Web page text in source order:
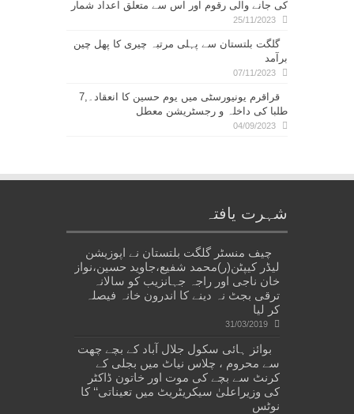
کی جانے والی رقوم اور اس سے متعلق اعداد شمار
25/11/2023
گلگت بلتستان سے پہلی مرتبہ چیری کا پھل چین
برآمد
07/11/2023
قراقرم یونیورسٹی میں یوم حسین کا انعقاد۔,7
طلبا کی داخلہ و رجسٹریشن معطل
04/09/2023
شہرت یافتہ
چیف منسٹر گلگت بلتستان نے اپوزیشن
لیڈر کیپٹن(ر)محمد شفیع،جاوید حسین،نواز
خان ناجی اور راجہ جہانزیب کو سالانہ
ترقی بجٹ نہ دینے کا اندرون خانہ فیصلہ
کر لیا
31/03/2019
بوائز ہائی سکول جلال آباد کے بچے چھت
سے محروم ، چلاس نیاٹ میں بجلی کے
کرنٹ سے بچے کی موت اور خاتون ڈاکٹر
کی وزیراعلیٰ سیکریٹریٹ میں تعیناتی‘‘ کا
نوٹس